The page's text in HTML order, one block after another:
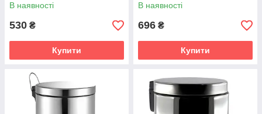
В наявності
530 ₴
Купити
В наявності
696 ₴
Купити